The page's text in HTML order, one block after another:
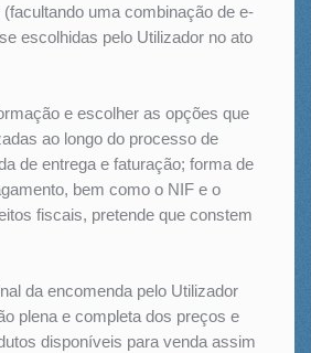
(facultando uma combinação de e-
escolhidas pelo Utilizador no ato
e escolher as opções que
ao longo do processo de
de entrega e faturação; forma de
bem como o NIF e o
fiscais, pretende que constem
da encomenda pelo Utilizador
plena e completa dos preços e
disponíveis para venda assim